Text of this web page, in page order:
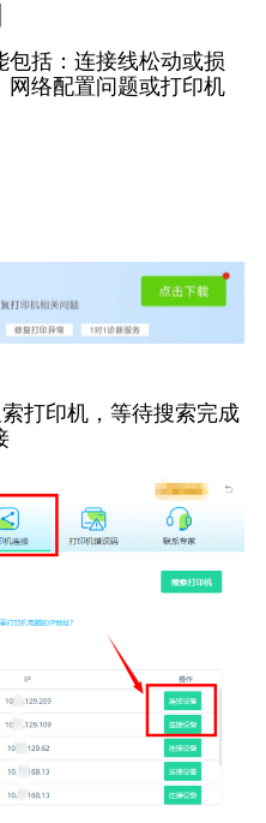
括：连接线松动或损
网络配置问题或打印机
打印机，等待搜索完成